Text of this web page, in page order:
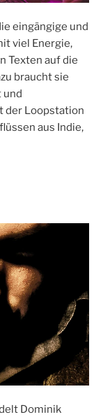
eingängige und
viel Energie,
Texten auf die
braucht sie
und
der Loopstation
aus Indie,
Dominik